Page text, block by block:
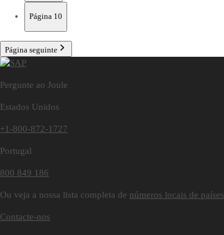
Página 10
Página seguinte
Pergunte ao Joule
Estados Unidos
+1-800-872-1727
Portugal
800 849 186
Ou veja a nossa lista completa de números locais de países
Contacte-nos